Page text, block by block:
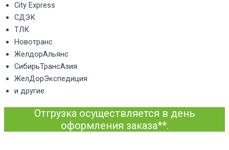
City Express
СДЭК
ТЛК
Новотранс
ЖелдорАльянс
СибирьТрансАзия
ЖелДорЭкспедиция
и другие.
Отгрузка осуществляется в день
оформления заказа**.